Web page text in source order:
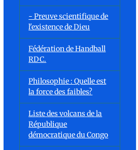
- Preuve scientifique de
l'existence de Dieu
Fédération de Handball
RDC.
Philosophie : Quelle est
la force des faibles?
Liste des volcans de la
République
démocratique du Congo